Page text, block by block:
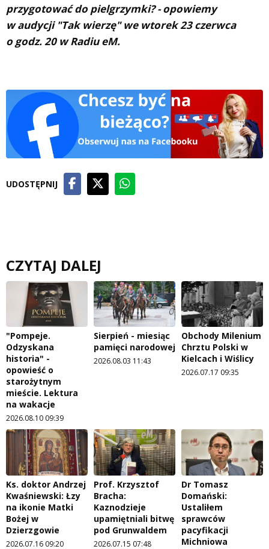
przygotować do pielgrzymki? - opowiemy
w audycji "Tak wierzę" we wtorek 23 czerwca
o godz. 20 w Radiu eM.
UDOSTĘPNIJ
CZYTAJ DALEJ
"Pompeje.
Odzyskana
historia" -
opowieść o
starożytnym
mieście. Lektura
na wakacje
2026.08.10 09:39
Sierpień - miesiąc
pamięci narodowej
2026.08.03 11:43
Obchody Milenium
Chrztu Polski w
Kielcach i Wiślicy
2026.07.17 09:35
Ks. doktor Andrzej
Kwaśniewski: Łzy
na ikonie Matki
Bożej w
Dzierzgowie
2026.07.16 09:20
Prof. Krzysztof
Bracha:
Kaznodzieje
upamiętniali bitwę
pod Grunwaldem
2026.07.15 07:48
Dr Tomasz
Domański:
Ustaliłem
sprawców
pacyfikacji
Michniowa